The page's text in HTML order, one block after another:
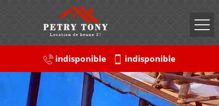
indisponible indisponible